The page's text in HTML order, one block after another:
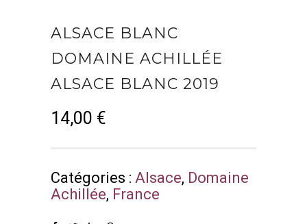
ALSACE BLANC
DOMAINE ACHILLÉE
ALSACE BLANC 2019
14,00 €
Catégories : Alsace, Domaine
Achillée, France